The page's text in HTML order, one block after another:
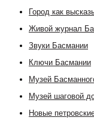
Город как
Живой журнал
Звуки Басмании
Ключи Басмании
Музей
Музей шаговой
Новые